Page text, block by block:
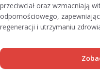
przeciwciał oraz wzmacniają
odpornościowego,
regeneracji i utrzymaniu